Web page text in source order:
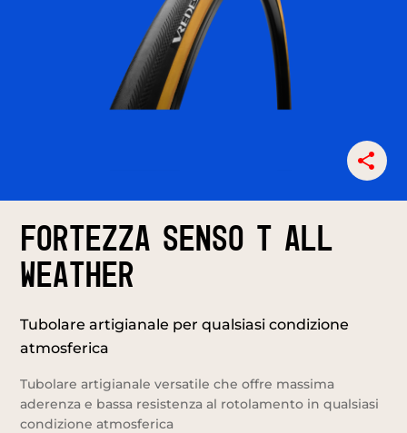
FORTEZZA SENSO T ALL
WEATHER
Tubolare artigianale per qualsiasi condizione
atmosferica
Tubolare artigianale versatile che offre massima
aderenza e bassa resistenza al rotolamento in qualsiasi
condizione atmosferica